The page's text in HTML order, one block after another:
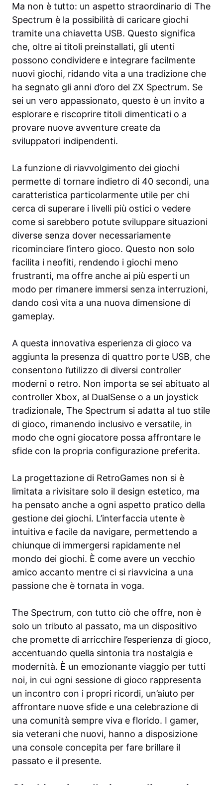
Ma non è tutto: un aspetto straordinario di The
Spectrum è la possibilità di caricare giochi
tramite una chiavetta USB. Questo significa
che, oltre ai titoli preinstallati, gli utenti
possono condividere e integrare facilmente
nuovi giochi, ridando vita a una tradizione che
ha segnato gli anni d’oro del ZX Spectrum. Se
sei un vero appassionato, questo è un invito a
esplorare e riscoprire titoli dimenticati o a
provare nuove avventure create da
sviluppatori indipendenti.
La funzione di riavvolgimento dei giochi
permette di tornare indietro di 40 secondi, una
caratteristica particolarmente utile per chi
cerca di superare i livelli più ostici o vedere
come si sarebbero potute sviluppare situazioni
diverse senza dover necessariamente
ricominciare l’intero gioco. Questo non solo
facilita i neofiti, rendendo i giochi meno
frustranti, ma offre anche ai più esperti un
modo per rimanere immersi senza interruzioni,
dando così vita a una nuova dimensione di
gameplay.
A questa innovativa esperienza di gioco va
aggiunta la presenza di quattro porte USB, che
consentono l’utilizzo di diversi controller
moderni o retro. Non importa se sei abituato al
controller Xbox, al DualSense o a un joystick
tradizionale, The Spectrum si adatta al tuo stile
di gioco, rimanendo inclusivo e versatile, in
modo che ogni giocatore possa affrontare le
sfide con la propria configurazione preferita.
La progettazione di RetroGames non si è
limitata a rivisitare solo il design estetico, ma
ha pensato anche a ogni aspetto pratico della
gestione dei giochi. L’interfaccia utente è
intuitiva e facile da navigare, permettendo a
chiunque di immergersi rapidamente nel
mondo dei giochi. È come avere un vecchio
amico accanto mentre ci si riavvicina a una
passione che è tornata in voga.
The Spectrum, con tutto ciò che offre, non è
solo un tributo al passato, ma un dispositivo
che promette di arricchire l’esperienza di gioco,
accentuando quella sintonia tra nostalgia e
modernità. È un emozionante viaggio per tutti
noi, in cui ogni sessione di gioco rappresenta
un incontro con i propri ricordi, un’aiuto per
affrontare nuove sfide e una celebrazione di
una comunità sempre viva e florido. I gamer,
sia veterani che nuovi, hanno a disposizione
una console concepita per fare brillare il
passato e il presente.